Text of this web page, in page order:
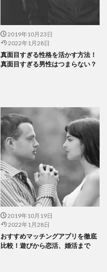
2019年10月23日
2022年1月28日
真面目すぎる性格を活かす方法！
真面目すぎる男性はつまらない？
2019年10月19日
2022年1月28日
おすすめマッチングアプリを徹底
比較！遊びから恋活、婚活まで